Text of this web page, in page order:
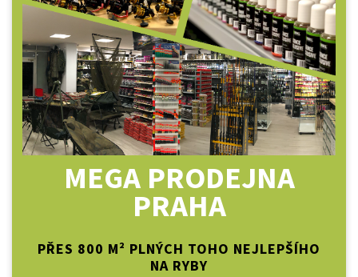
MEGA PRODEJNA
PRAHA
PŘES 800 M² PLNÝCH TOHO NEJLEPŠÍHO
NA RYBY